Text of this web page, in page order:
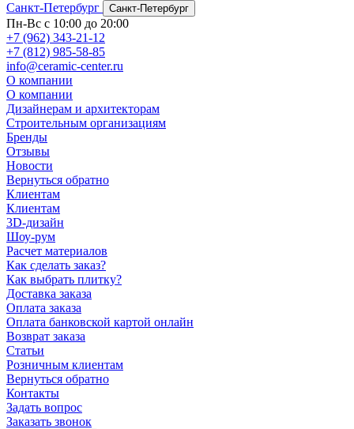
Санкт-Петербург
Санкт-Петербург
Пн-Вс с 10:00 до 20:00
+7 (962) 343-21-12
+7 (812) 985-58-85
info@ceramic-center.ru
О компании
О компании
Дизайнерам и архитекторам
Строительным организациям
Бренды
Отзывы
Новости
Вернуться обратно
Клиентам
Клиентам
3D-дизайн
Шоу-рум
Расчет материалов
Как сделать заказ?
Как выбрать плитку?
Доставка заказа
Оплата заказа
Оплата банковской картой онлайн
Возврат заказа
Статьи
Розничным клиентам
Вернуться обратно
Контакты
Задать вопрос
Заказать звонок